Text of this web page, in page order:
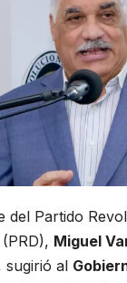
del Partido
Miguel
sugirió al